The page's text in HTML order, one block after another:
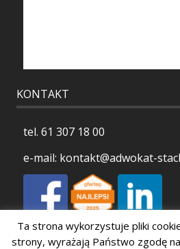
KONTAKT
tel. 61 307 18 00
e-mail: kontakt@adwokat-
Polityka prywatności
Ta strona wykorzystuje pliki
strony, wyrażają Państwo zgodę